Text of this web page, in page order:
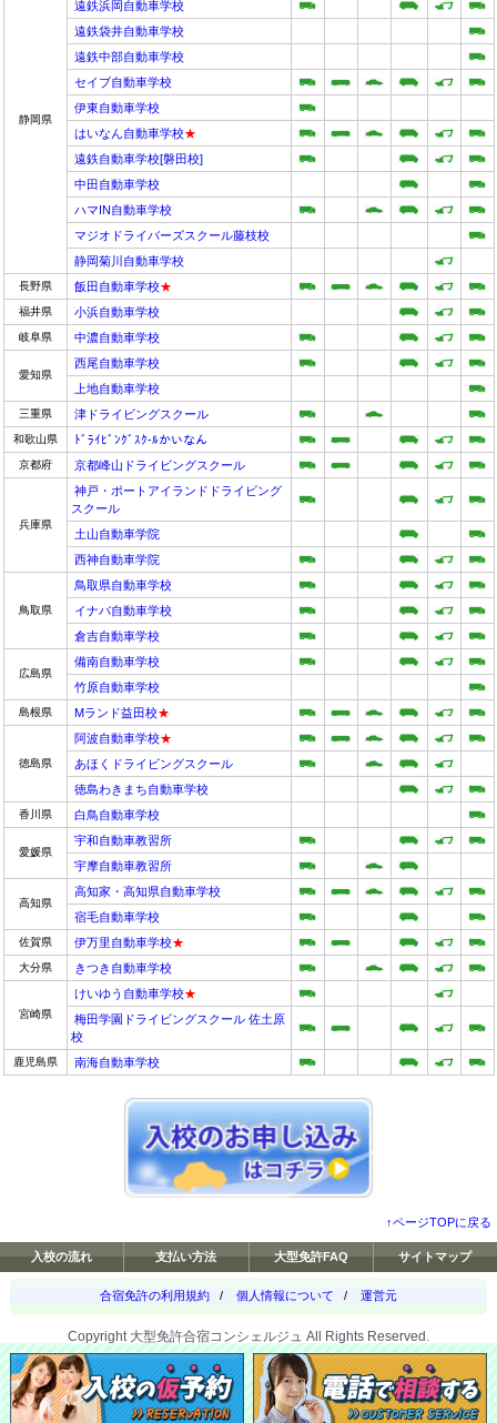
静岡県
遠鉄浜岡自動車学校
遠鉄袋井自動車学校
遠鉄中部自動車学校
セイブ自動車学校
伊東自動車学校
はいなん自動車学校★
遠鉄自動車学校[磐田校]
中田自動車学校
ハマIN自動車学校
マジオドライバーズスクール藤枝校
静岡菊川自動車学校
長野県 飯田自動車学校★
福井県 小浜自動車学校
岐阜県 中濃自動車学校
愛知県
西尾自動車学校
上地自動車学校
三重県 津ドライビングスクール
和歌山県 ﾄﾞﾗｲﾋﾞﾝｸﾞｽｸ-ﾙかいなん
京都府 京都峰山ドライビングスクール
兵庫県
神戸・ポートアイランドドライビング
スクール
土山自動車学院
西神自動車学院
鳥取県
鳥取県自動車学校
イナバ自動車学校
倉吉自動車学校
広島県
備南自動車学校
竹原自動車学校
島根県 Mランド益田校★
徳島県
阿波自動車学校★
あほくドライビングスクール
徳島わきまち自動車学校
香川県 白鳥自動車学校
愛媛県
宇和自動車教習所
宇摩自動車教習所
高知県
高知家・高知県自動車学校
宿毛自動車学校
佐賀県 伊万里自動車学校★
大分県 きつき自動車学校
宮崎県
けいゆう自動車学校★
梅田学園ドライビングスクール 佐土原
校
鹿児島県 南海自動車学校
↑ページTOPに戻る
入校の流れ 支払い方法 大型免許FAQ サイトマップ
合宿免許の利用規約 / 個人情報について / 運営元
Copyright 大型免許合宿コンシェルジュ All Rights Reserved.